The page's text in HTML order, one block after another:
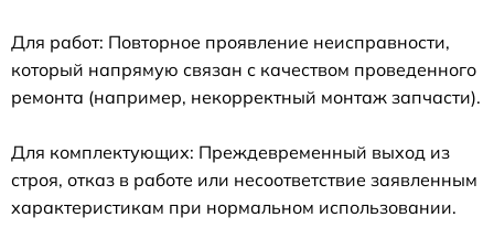
Для работ: Повторное проявление неисправности,
который напрямую связан с качеством проведенного
ремонта (например, некорректный монтаж запчасти).
Для комплектующих: Преждевременный выход из
строя, отказ в работе или несоответствие заявленным
характеристикам при нормальном использовании.